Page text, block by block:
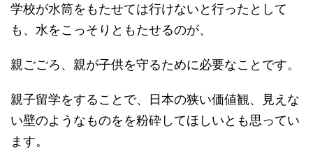
学校が水筒をもたせては行けないと行ったとして
も、水をこっそりともたせるのが、
親ごごろ、親が子供を守るために必要なことです。
親子留学をすることで、日本の狭い価値観、見えな
い壁のようなものをを粉砕してほしいとも思ってい
ます。